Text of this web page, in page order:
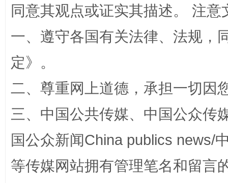
同意其观点或证实其描述。 注
一、遵守各国有关法律、法规，
定》。
二、尊重网上道德，承担一切因
三、中国公共传媒、中国公众传
国公众新闻China publics news/
等传媒网站拥有管理笔名和留言